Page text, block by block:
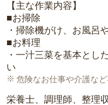
【主な作業内容】
■お掃除
・掃除機がけ、お風呂
■お料理
・一汁三菜を基本とし
い
危険なお仕事や介護な
栄養士、調理師、整理